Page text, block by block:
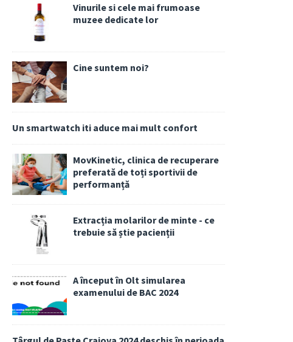
Vinurile si cele mai frumoase
muzee dedicate lor
Cine suntem noi?
Un smartwatch iti aduce mai mult confort
MovKinetic, clinica de recuperare
preferată de toți sportivii de
performanță
Extracția molarilor de minte - ce
trebuie să știe pacienții
A început în Olt simularea
examenului de BAC 2024